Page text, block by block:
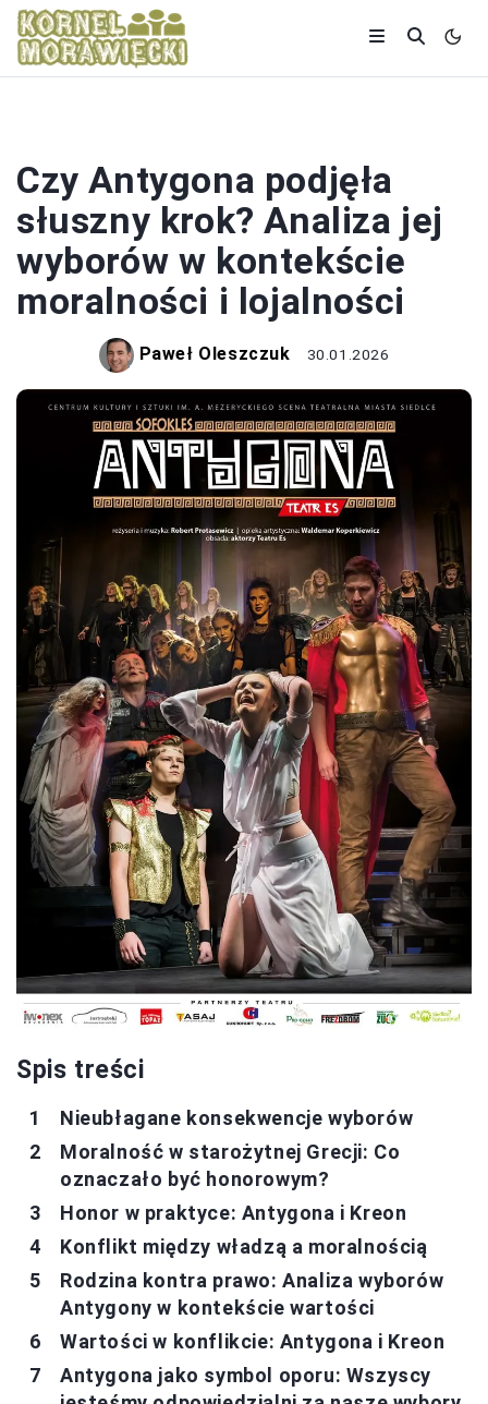
Czy Antygona podjęła
słuszny krok? Analiza jej
wyborów w kontekście
moralności i lojalności
Paweł Oleszczuk 30.01.2026
Spis treści
Nieubłagane konsekwencje wyborów
Moralność w starożytnej Grecji: Co
oznaczało być honorowym?
Honor w praktyce: Antygona i Kreon
Konflikt między władzą a moralnością
Rodzina kontra prawo: Analiza wyborów
Antygony w kontekście wartości
Wartości w konflikcie: Antygona i Kreon
Antygona jako symbol oporu: Wszyscy